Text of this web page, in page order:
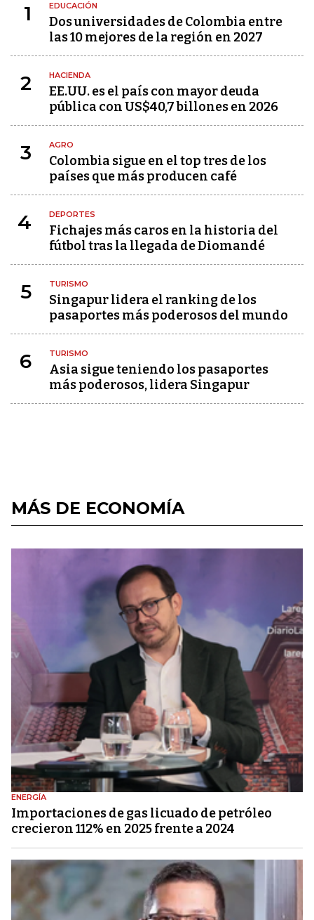
1 EDUCACIÓN
Dos universidades de Colombia entre
las 10 mejores de la región en 2027
2 HACIENDA
EE.UU. es el país con mayor deuda
pública con US$40,7 billones en 2026
3 AGRO
Colombia sigue en el top tres de los
países que más producen café
4 DEPORTES
Fichajes más caros en la historia del
fútbol tras la llegada de Diomandé
5 TURISMO
Singapur lidera el ranking de los
pasaportes más poderosos del mundo
6 TURISMO
Asia sigue teniendo los pasaportes
más poderosos, lidera Singapur
MÁS DE ECONOMÍA
ENERGÍA
Importaciones de gas licuado de petróleo
crecieron 112% en 2025 frente a 2024